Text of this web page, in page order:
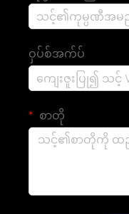
ဝှပ်စ်အက်ပ်
စာတို